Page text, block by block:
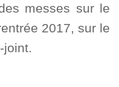
messes sur le
2017, sur le
joint.